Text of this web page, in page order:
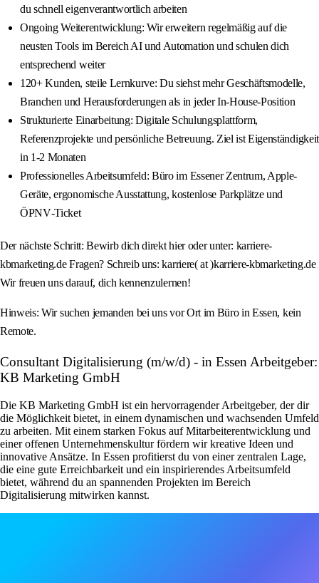
du schnell eigenverantwortlich arbeiten
Ongoing Weiterentwicklung: Wir erweitern regelmäßig auf die
neusten Tools im Bereich AI und Automation und schulen dich
entsprechend weiter
120+ Kunden, steile Lernkurve: Du siehst mehr Geschäftsmodelle,
Branchen und Herausforderungen als in jeder In‑House‑Position
Strukturierte Einarbeitung: Digitale Schulungsplattform,
Referenzprojekte und persönliche Betreuung. Ziel ist Eigenständigkeit
in 1-2 Monaten
Professionelles Arbeitsumfeld: Büro im Essener Zentrum, Apple-
Geräte, ergonomische Ausstattung, kostenlose Parkplätze und
ÖPNV‑Ticket
Der nächste Schritt: Bewirb dich direkt hier oder unter: karriere-
kbmarketing.de Fragen? Schreib uns: karriere( at )karriere-kbmarketing.de
Wir freuen uns darauf, dich kennenzulernen!
Hinweis: Wir suchen jemanden bei uns vor Ort im Büro in Essen, kein
Remote.
Consultant Digitalisierung (m/w/d) - in Essen Arbeitgeber:
KB Marketing GmbH
Die KB Marketing GmbH ist ein hervorragender Arbeitgeber, der dir
die Möglichkeit bietet, in einem dynamischen und wachsenden Umfeld
zu arbeiten. Mit einem starken Fokus auf Mitarbeiterentwicklung und
einer offenen Unternehmenskultur fördern wir kreative Ideen und
innovative Ansätze. In Essen profitierst du von einer zentralen Lage,
die eine gute Erreichbarkeit und ein inspirierendes Arbeitsumfeld
bietet, während du an spannenden Projekten im Bereich
Digitalisierung mitwirken kannst.